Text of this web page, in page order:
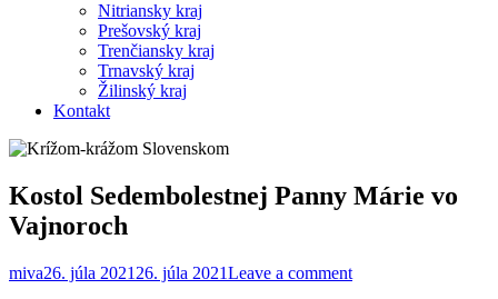
Nitriansky kraj
Prešovský kraj
Trenčiansky kraj
Trnavský kraj
Žilinský kraj
Kontakt
Kostol Sedembolestnej Panny Márie vo
Vajnoroch
miva26. júla 2021 26. júla 2021Leave a comment